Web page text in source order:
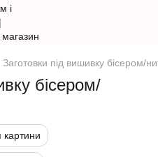
Заготовки під вишивку бісером/
бісером/